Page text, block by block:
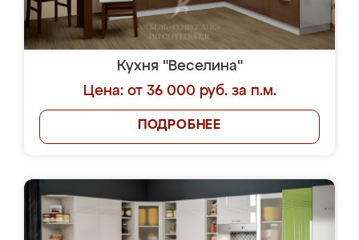
Кухня "Веселина"
Цена: от 36 000 руб. за п.м.
ПОДРОБНЕЕ